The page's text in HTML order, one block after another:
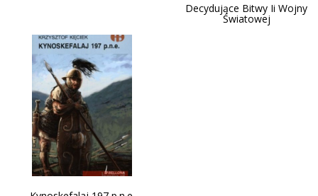
Decydujące Bitwy Ii Wojny
Światowej